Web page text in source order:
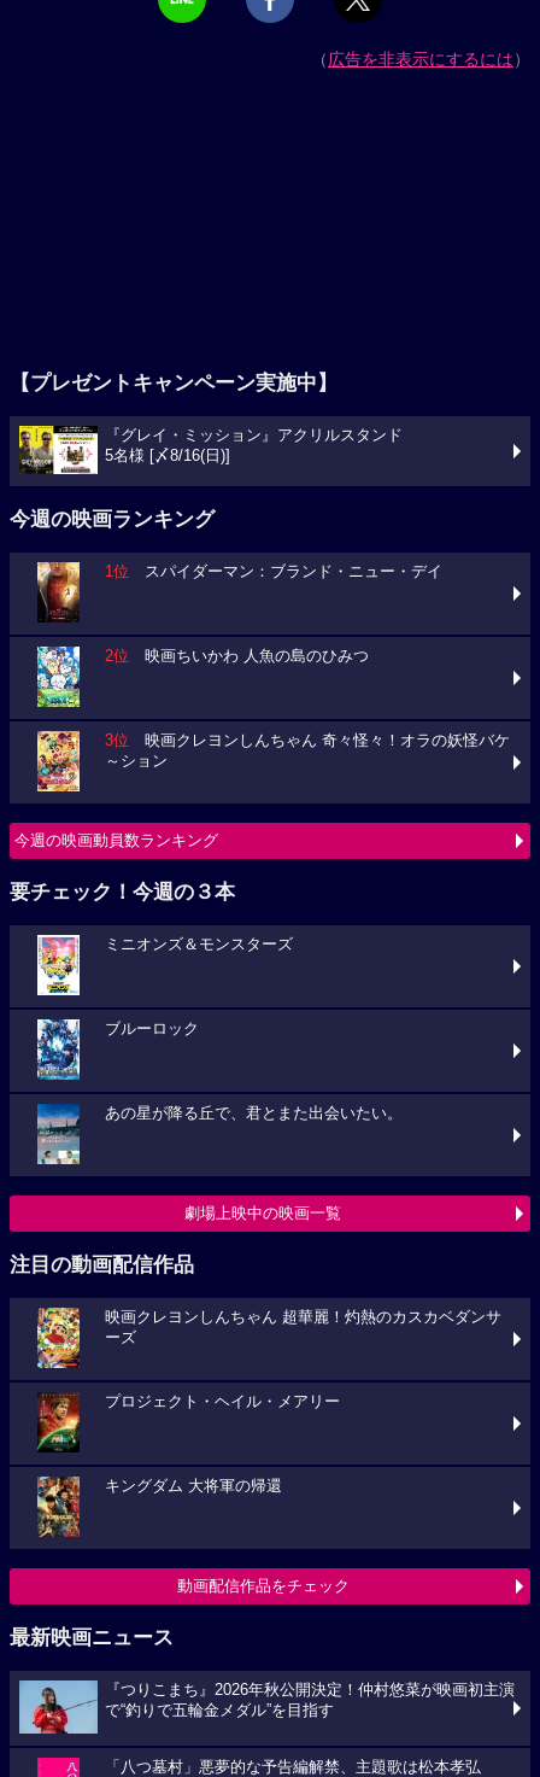
（広告を非表示にするには）
【プレゼントキャンペーン実施中】
『グレイ・ミッション』アクリルスタンド
5名様 [〆8/16(日)]
今週の映画ランキング
1位 スパイダーマン：ブランド・ニュー・デイ
2位 映画ちいかわ 人魚の島のひみつ
3位 映画クレヨンしんちゃん 奇々怪々！オラの妖怪バケ
～ション
今週の映画動員数ランキング
要チェック！今週の３本
ミニオンズ＆モンスターズ
ブルーロック
あの星が降る丘で、君とまた出会いたい。
劇場上映中の映画一覧
注目の動画配信作品
映画クレヨンしんちゃん 超華麗！灼熱のカスカベダンサ
ーズ
プロジェクト・ヘイル・メアリー
キングダム 大将軍の帰還
動画配信作品をチェック
最新映画ニュース
『つりこまち』2026年秋公開決定！仲村悠菜が映画初主演
で“釣りで五輪金メダル”を目指す
「八つ墓村」悪夢的な予告編解禁、主題歌は松本孝弘